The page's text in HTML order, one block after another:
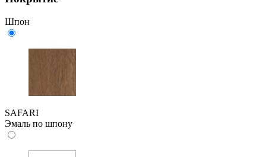
Шпон
SAFARI
Эмаль по шпону